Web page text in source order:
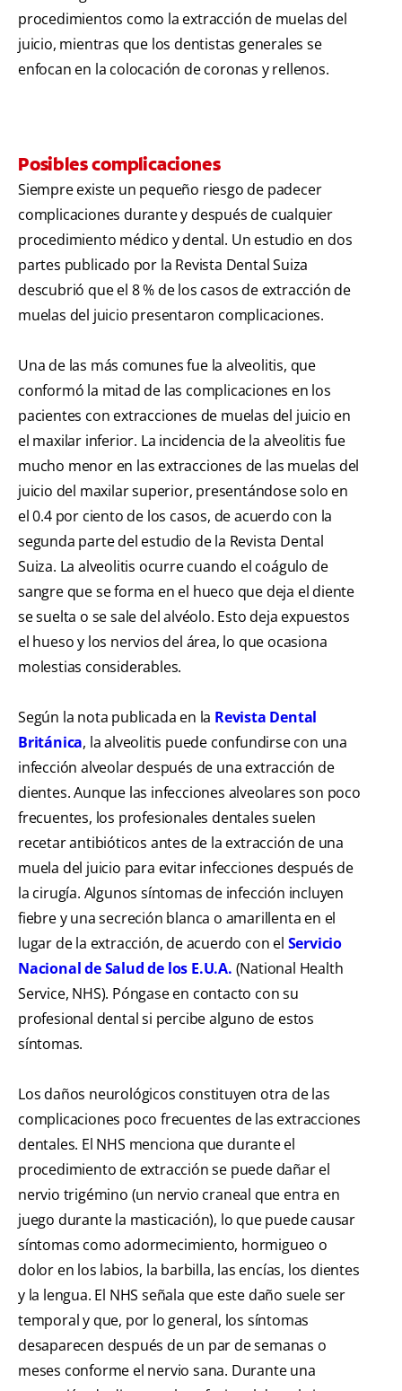
procedimientos como la extracción de muelas del
juicio, mientras que los dentistas generales se
enfocan en la colocación de coronas y rellenos.
Posibles complicaciones
Siempre existe un pequeño riesgo de padecer
complicaciones durante y después de cualquier
procedimiento médico y dental. Un estudio en dos
partes publicado por la Revista Dental Suiza
descubrió que el 8 % de los casos de extracción de
muelas del juicio presentaron complicaciones.
Una de las más comunes fue la alveolitis, que
conformó la mitad de las complicaciones en los
pacientes con extracciones de muelas del juicio en
el maxilar inferior. La incidencia de la alveolitis fue
mucho menor en las extracciones de las muelas del
juicio del maxilar superior, presentándose solo en
el 0.4 por ciento de los casos, de acuerdo con la
segunda parte del estudio de la Revista Dental
Suiza. La alveolitis ocurre cuando el coágulo de
sangre que se forma en el hueco que deja el diente
se suelta o se sale del alvéolo. Esto deja expuestos
el hueso y los nervios del área, lo que ocasiona
molestias considerables.
Según la nota publicada en la Revista Dental
Británica, la alveolitis puede confundirse con una
infección alveolar después de una extracción de
dientes. Aunque las infecciones alveolares son poco
frecuentes, los profesionales dentales suelen
recetar antibióticos antes de la extracción de una
muela del juicio para evitar infecciones después de
la cirugía. Algunos síntomas de infección incluyen
fiebre y una secreción blanca o amarillenta en el
lugar de la extracción, de acuerdo con el Servicio
Nacional de Salud de los E.U.A. (National Health
Service, NHS). Póngase en contacto con su
profesional dental si percibe alguno de estos
síntomas.
Los daños neurológicos constituyen otra de las
complicaciones poco frecuentes de las extracciones
dentales. El NHS menciona que durante el
procedimiento de extracción se puede dañar el
nervio trigémino (un nervio craneal que entra en
juego durante la masticación), lo que puede causar
síntomas como adormecimiento, hormigueo o
dolor en los labios, la barbilla, las encías, los dientes
y la lengua. El NHS señala que este daño suele ser
temporal y que, por lo general, los síntomas
desaparecen después de un par de semanas o
meses conforme el nervio sana. Durante una